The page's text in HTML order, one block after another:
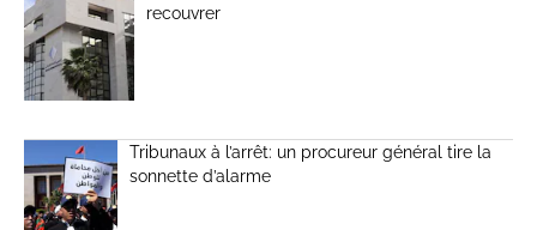
recouvrer
Tribunaux à l’arrêt: un procureur général tire la
sonnette d’alarme